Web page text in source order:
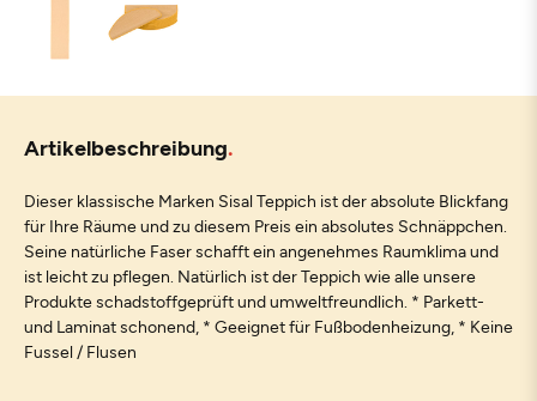
Artikelbeschreibung
Dieser klassische Marken Sisal Teppich ist der absolute Blickfang
für Ihre Räume und zu diesem Preis ein absolutes Schnäppchen.
Seine natürliche Faser schafft ein angenehmes Raumklima und
ist leicht zu pflegen. Natürlich ist der Teppich wie alle unsere
Produkte schadstoffgeprüft und umweltfreundlich. * Parkett-
und Laminat schonend, * Geeignet für Fußbodenheizung, * Keine
Fussel / Flusen